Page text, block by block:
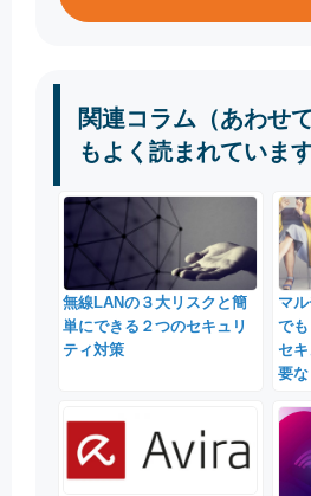
関連コラム（あわせ
もよく読まれています
無線LANの３大リスクと簡
単にできる２つのセキュリ
ティ対策
マ
で
セ
要